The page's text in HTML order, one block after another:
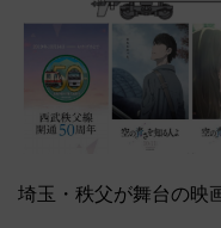
埼玉・秩父が舞台の映